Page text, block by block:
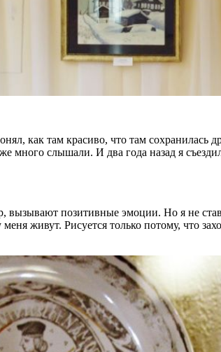
как там красиво, что там сохранилась
слышали. И два года назад я
позитивные эмоции. Но я не
живут. Рисуется только потому, что